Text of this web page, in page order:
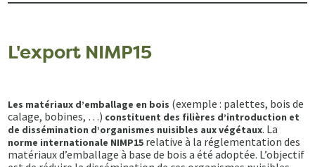
L'export NIMP15
Les matériaux d’emballage en bois (exemple : palettes, bois de
calage, bobines, …) constituent des filières d’introduction et
de dissémination d’organismes nuisibles aux végétaux. La
norme internationale NIMP15 relative à la réglementation des
matériaux d’emballage à base de bois a été adoptée. L’objectif